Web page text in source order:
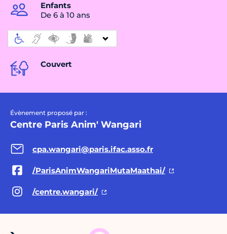
Enfants
De 6 à 10 ans
Couvert
Évènement proposé par :
Centre Paris Anim' Wangari
cpa.wangari@paris.ifac.asso.fr
/ParisAnimWangariMutaMaathai/
/centre.wangari/